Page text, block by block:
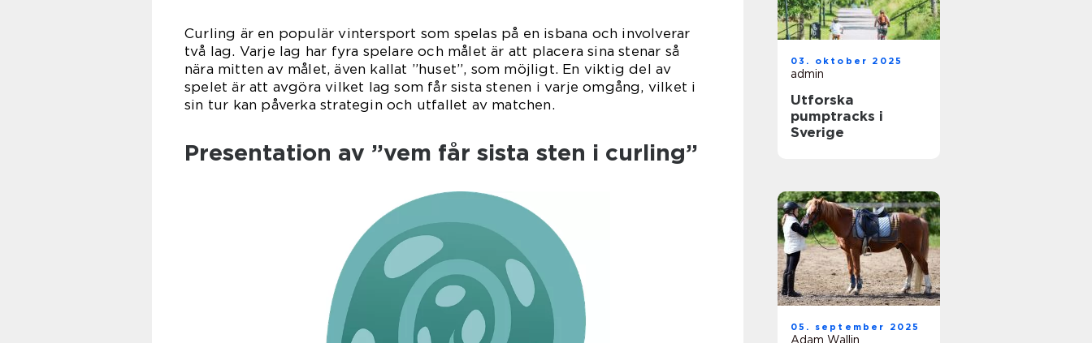
Curling är en populär vintersport som spelas på en isbana och involverar
två lag. Varje lag har fyra spelare och målet är att placera sina stenar så
nära mitten av målet, även kallat ”huset”, som möjligt. En viktig del av
spelet är att avgöra vilket lag som får sista stenen i varje omgång, vilket i
sin tur kan påverka strategin och utfallet av matchen.
Presentation av ”vem får sista sten i curling”
03. oktober 2025
admin
Utforska
pumptracks i
Sverige
05. september 2025
Adam Wallin